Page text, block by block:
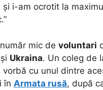
i-am ocrotit la
mic de voluntari
și Ukraina. Un coleg de
cu unul dintre
în Armata rusă, după